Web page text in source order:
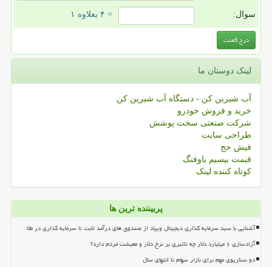
سوال: = ۴ بعلاوه ۱
لینک دوستان ما
آب شیرین کن - دستگاه آب شیرین کن
خرید و فروش خودرو
شرکت صنعتی سخت پوشش
طراحی سایت
فیش حج
قیمت بیسیم باوفنگ
کوتاه کننده لینک
پربیننده ترین ها
آشنایی با سبد سرمایه گذاری دیجیتال ویپاد از صندوق های درآمد ثابت تا سرمایه گذاری در طلا
آزادسازی ۶ میلیارد دلار چه تاثیری بر نرخ دلار و معیشت مردم دارد؟
دو سناریوی مهم برای بازار سهام تا انتهای سال